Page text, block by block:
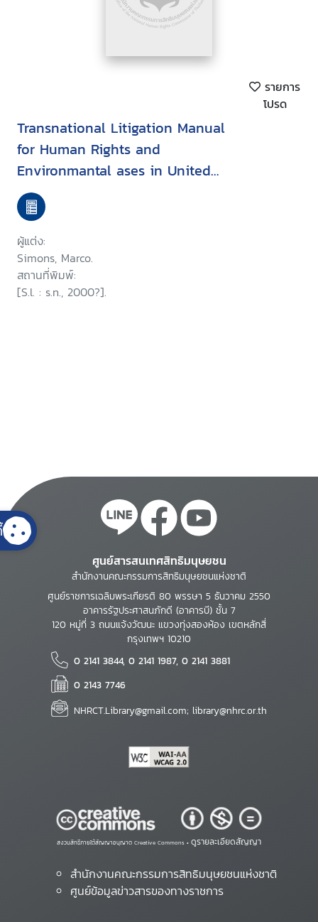
รายการ
โปรด
Transnational Litigation Manual
for Human Rights and
Environmantal ases in United
States Courts
ผู้แต่ง:
Simons, Marco.
สถานที่พิมพ์:
[S.l. : s.n., 2000?].
ศูนย์สารสนเทศสิทธิมนุษยชน
สำนักงานคณะกรรมการสิทธิมนุษยชนแห่งชาติ
ศูนย์ราชการเฉลิมพระเกียรติ 80 พรรษา 5 ธันวาคม 2550
อาคารรัฐประศาสนภักดี (อาคารบี) ชั้น 7
120 หมู่ที่ 3 ถนนแจ้งวัฒนะ แขวงทุ่งสองห้อง เขตหลักสี่
กรุงเทพฯ 10210
0 2141 3844, 0 2141 1987, 0 2141 3881
0 2143 7746
NHRCT.Library@gmail.com; library@nhrc.or.th
สงวนสิทธิ์ภายใต้สัญญาอนุญาต Creative Commons • ดูรายละเอียดสัญญา
สำนักงานคณะกรรมการสิทธิมนุษยชนแห่งชาติ
ศูนย์ข้อมูลข่าวสารของทางราชการ